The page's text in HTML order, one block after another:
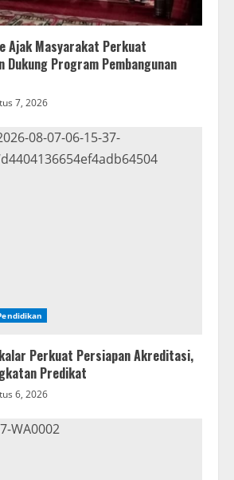
Ajak Masyarakat Perkuat
Dukung Program Pembangunan
7, 2026
Perkuat Persiapan Akreditasi,
Predikat
6, 2026